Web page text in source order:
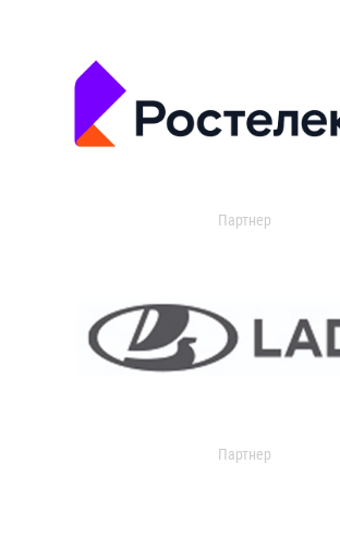
Партнер
Партнер